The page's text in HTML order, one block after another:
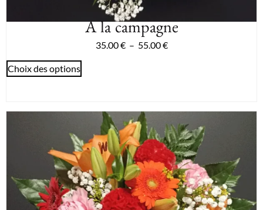
A la campagne
35.00€ – 55.00€
Choix des options